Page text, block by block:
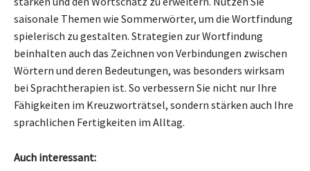
saisonale Themen wie Sommerwörter, um die Wortfindung
spielerisch zu gestalten. Strategien zur Wortfindung
beinhalten auch das Zeichnen von Verbindungen zwischen
Wörtern und deren Bedeutungen, was besonders wirksam
bei Sprachtherapien ist. So verbessern Sie nicht nur Ihre
Fähigkeiten im Kreuzworträtsel, sondern stärken auch Ihre
sprachlichen Fertigkeiten im Alltag.
Auch interessant: